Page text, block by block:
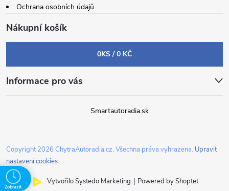
Ochrana osobních údajů
Nákupní košík
0KS /0 KČ
Informace pro vás
Smartautoradia.sk
Vytvořilo Systedo Marketing | Powered by Shoptet
Copyright 2026 ChytraAutoradia.cz. Všechna práva vyhrazena. Upravit
nastavení cookies
Zobrazit